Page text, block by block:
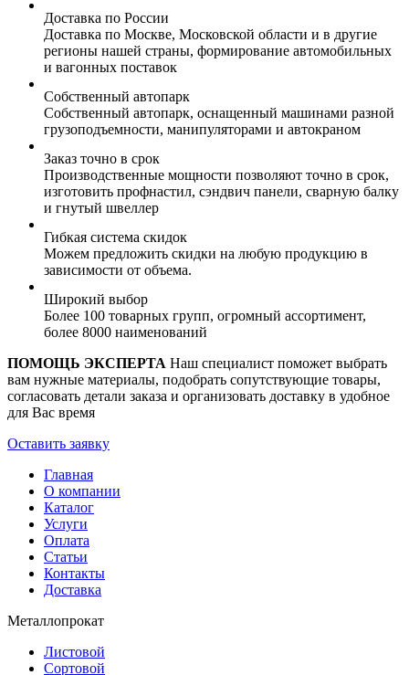
Доставка по России
Доставка по Москве, Московской области и в другие
регионы нашей страны, формирование автомобильных
и вагонных поставок
Собственный автопарк
Собственный автопарк, оснащенный машинами разной
грузоподъемности, манипуляторами и автокраном
Заказ точно в срок
Производственные мощности позволяют точно в срок,
изготовить профнастил, сэндвич панели, сварную балку
и гнутый швеллер
Гибкая система скидок
Можем предложить скидки на любую продукцию в
зависимости от объема.
Широкий выбор
Более 100 товарных групп, огромный ассортимент,
более 8000 наименований
ПОМОЩЬ ЭКСПЕРТА Наш специалист поможет выбрать
вам нужные материалы, подобрать сопутствующие товары,
согласовать детали заказа и организовать доставку в удобное
для Вас время
Оставить заявку
Главная
О компании
Каталог
Услуги
Оплата
Статьи
Контакты
Доставка
Металлопрокат
Листовой
Сортовой